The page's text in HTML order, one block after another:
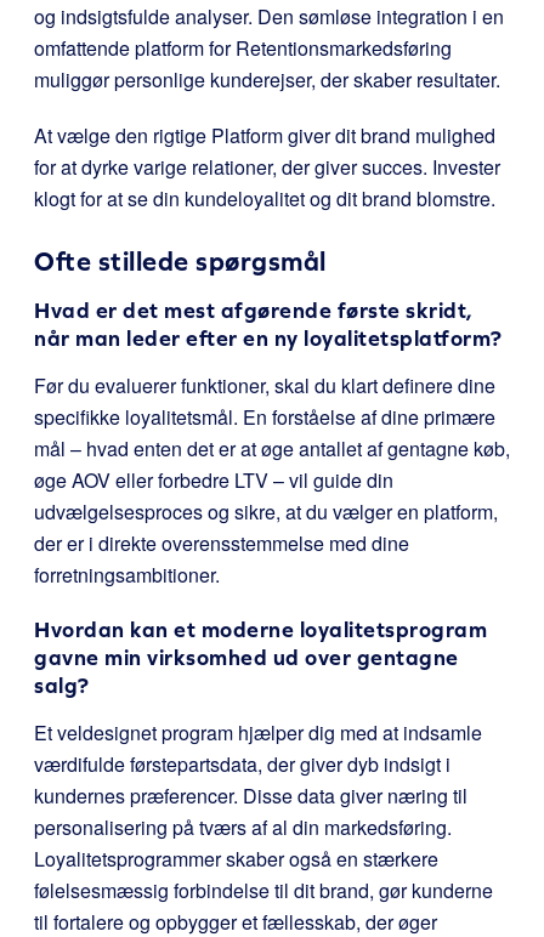
og indsigtsfulde analyser. Den sømløse integration i en
omfattende platform for Retentionsmarkedsføring
muliggør personlige kunderejser, der skaber resultater.
At vælge den rigtige Platform giver dit brand mulighed
for at dyrke varige relationer, der giver succes. Invester
klogt for at se din kundeloyalitet og dit brand blomstre.
Ofte stillede spørgsmål
Hvad er det mest afgørende første skridt,
når man leder efter en ny loyalitetsplatform?
Før du evaluerer funktioner, skal du klart definere dine
specifikke loyalitetsmål. En forståelse af dine primære
mål – hvad enten det er at øge antallet af gentagne køb,
øge AOV eller forbedre LTV – vil guide din
udvælgelsesproces og sikre, at du vælger en platform,
der er i direkte overensstemmelse med dine
forretningsambitioner.
Hvordan kan et moderne loyalitetsprogram
gavne min virksomhed ud over gentagne
salg?
Et veldesignet program hjælper dig med at indsamle
værdifulde førstepartsdata, der giver dyb indsigt i
kundernes præferencer. Disse data giver næring til
personalisering på tværs af al din markedsføring.
Loyalitetsprogrammer skaber også en stærkere
følelsesmæssig forbindelse til dit brand, gør kunderne
til fortalere og opbygger et fællesskab, der øger